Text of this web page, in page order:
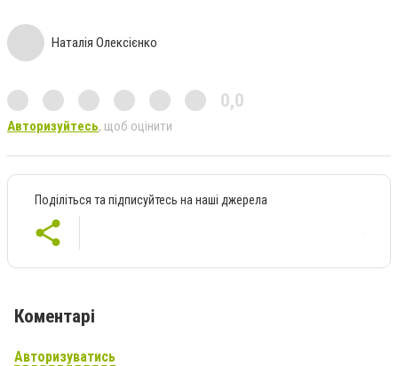
Наталія Олексієнко
0,0
Авторизуйтесь, щоб оцінити
Поділіться та підписуйтесь на наші джерела
Коментарі
Авторизуватись